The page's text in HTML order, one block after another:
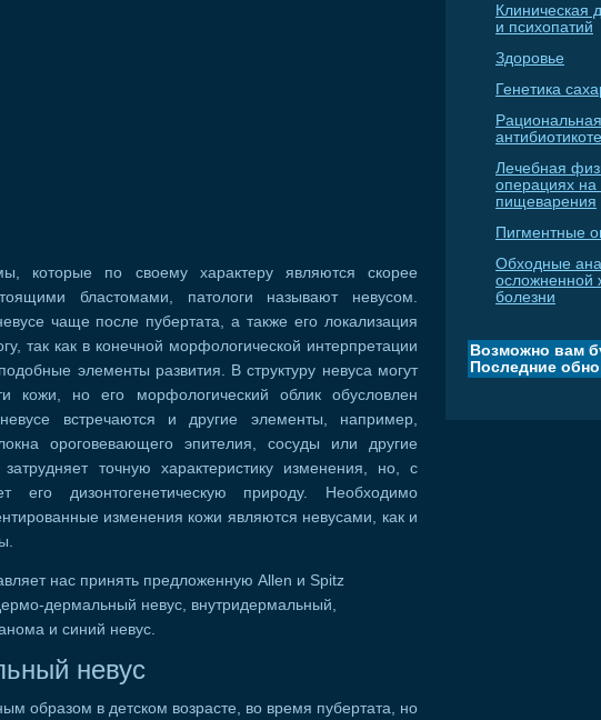
которые по своему характеру являются скорее
бластомами, патологи называют невусом.
чаще после пубертата, а также его локализация
так как в конечной морфологической интерпретации
элементы развития. В структуру невуса могут
кожи, но его морфологический облик обусловлен
встречаются и другие элементы, например,
ороговевающего эпителия, сосуды или другие
точную характеристику изменения, но, с
его дизонтогенетическую природу. Необходимо
изменения кожи являются невусами, как и
нас принять предложенную Allen и Spitz
дермальный невус, внутридермальный,
и синий невус.
невус
образом в детском возрасте, во время пубертата, но
Клиническая
и психопатий
Здоровье
Генетика
Рациональная
Лечебная
операциях на
пищеварения
Пигментные
Обходные
осложненной
болезни
Возможно вам
Последние